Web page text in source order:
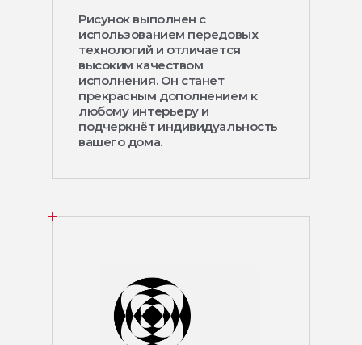
Рисунок выполнен с
использованием передовых
технологий и отличается
высоким качеством
исполнения. Он станет
прекрасным дополнением к
любому интерьеру и
подчеркнёт индивидуальность
вашего дома.